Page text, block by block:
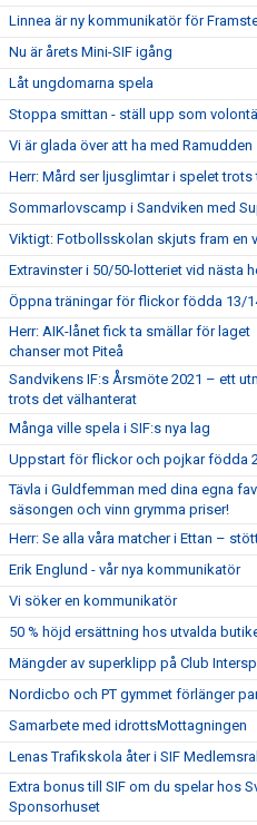
Linnea är ny kommunikatör för
Nu är årets Mini-SIF igång
Låt ungdomarna spela
Stoppa smittan - ställ upp som
Vi är glada över att ha med
Herr: Mård ser ljusglimtar i spelet
Sommarlovscamp i Sandviken med
Viktigt: Fotbollsskolan skjuts fram en
Extravinster i 50/50-lotteriet vid nästa
Öppna träningar för flickor födda 13/
Herr: AIK-lånet fick ta smällar för
chanser mot Piteå
Sandvikens IF:s Årsmöte 2021 – ett
trots det välhanterat
Många ville spela i SIF:s nya lag
Uppstart för flickor och pojkar födda
Tävla i Guldfemman med dina egna
säsongen och vinn grymma priser!
Herr: Se alla våra matcher i Ettan –
Erik Englund - vår nya kommunikatör
Vi söker en kommunikatör
50 % höjd ersättning hos utvalda
Mängder av superklipp på Club
Nordicbo och PT gymmet förlänger
Samarbete med idrottsMottagningen
Lenas Trafikskola åter i SIF
Extra bonus till SIF om du spelar hos
Sponsorhuset